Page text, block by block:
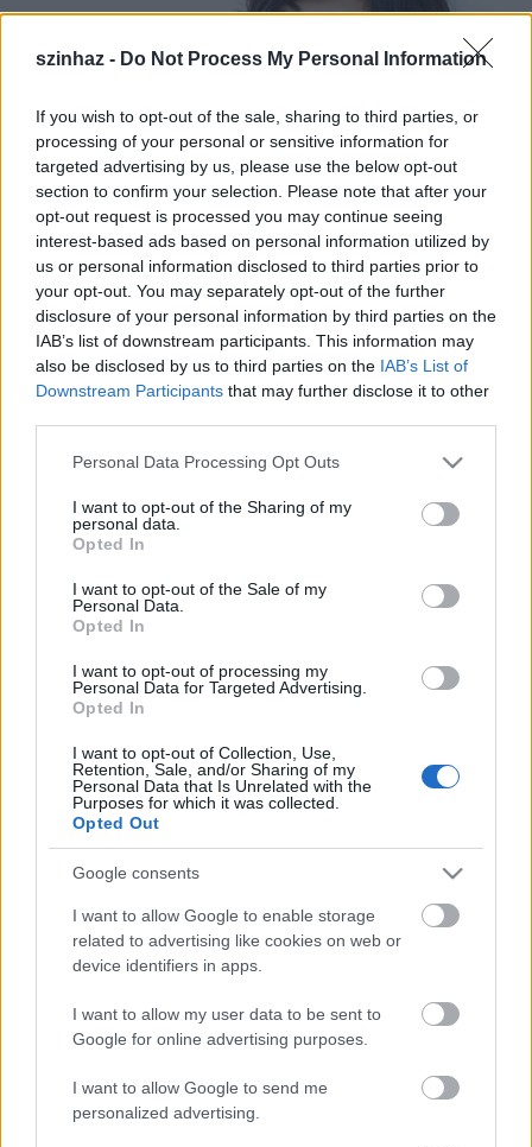
szinhaz - Do Not Process My Personal Information
If you wish to opt-out of the sale, sharing to third parties, or
processing of your personal or sensitive information for
targeted advertising by us, please use the below opt-out
section to confirm your selection. Please note that after your
opt-out request is processed you may continue seeing
interest-based ads based on personal information utilized by
us or personal information disclosed to third parties prior to
your opt-out. You may separately opt-out of the further
disclosure of your personal information by third parties on the
IAB’s list of downstream participants. This information may
also be disclosed by us to third parties on the IAB’s List of
Downstream Participants that may further disclose it to other
Please note that this website/app uses one or more Google
not limited to your visit or usage behaviour. You may click to
grant or deny consent to Google and its third-party tags to
use your data for below specified purposes in below Google
consent section.
Personal Data Processing Opt Outs
I want to opt-out of the Sharing of my
personal data.
Opted In
I want to opt-out of the Sale of my
Personal Data.
Opted In
I want to opt-out of processing my
Personal Data for Targeted Advertising.
Opted In
I want to opt-out of Collection, Use,
Retention, Sale, and/or Sharing of my
Personal Data that Is Unrelated with the
Purposes for which it was collected.
Opted Out
Google consents
I want to allow Google to enable storage
related to advertising like cookies on web or
device identifiers in apps.
I want to allow my user data to be sent to
Google for online advertising purposes.
I want to allow Google to send me
personalized advertising.
Veronika Dzsiojeva
A sevillai borbélybólDon Basilio áriája, a
vagy a Virág duett aLakméből, de elhangzikVerdi
szicíliai vecsernye
Roszatom Állami Konszern és a TVEL nukleáris
fűtőanyaggyártó vállalat támogatja és szervezi -
olvasható a koncert kommunikációjával megbízott
ügynökség közleményében.
Forrás: MTI